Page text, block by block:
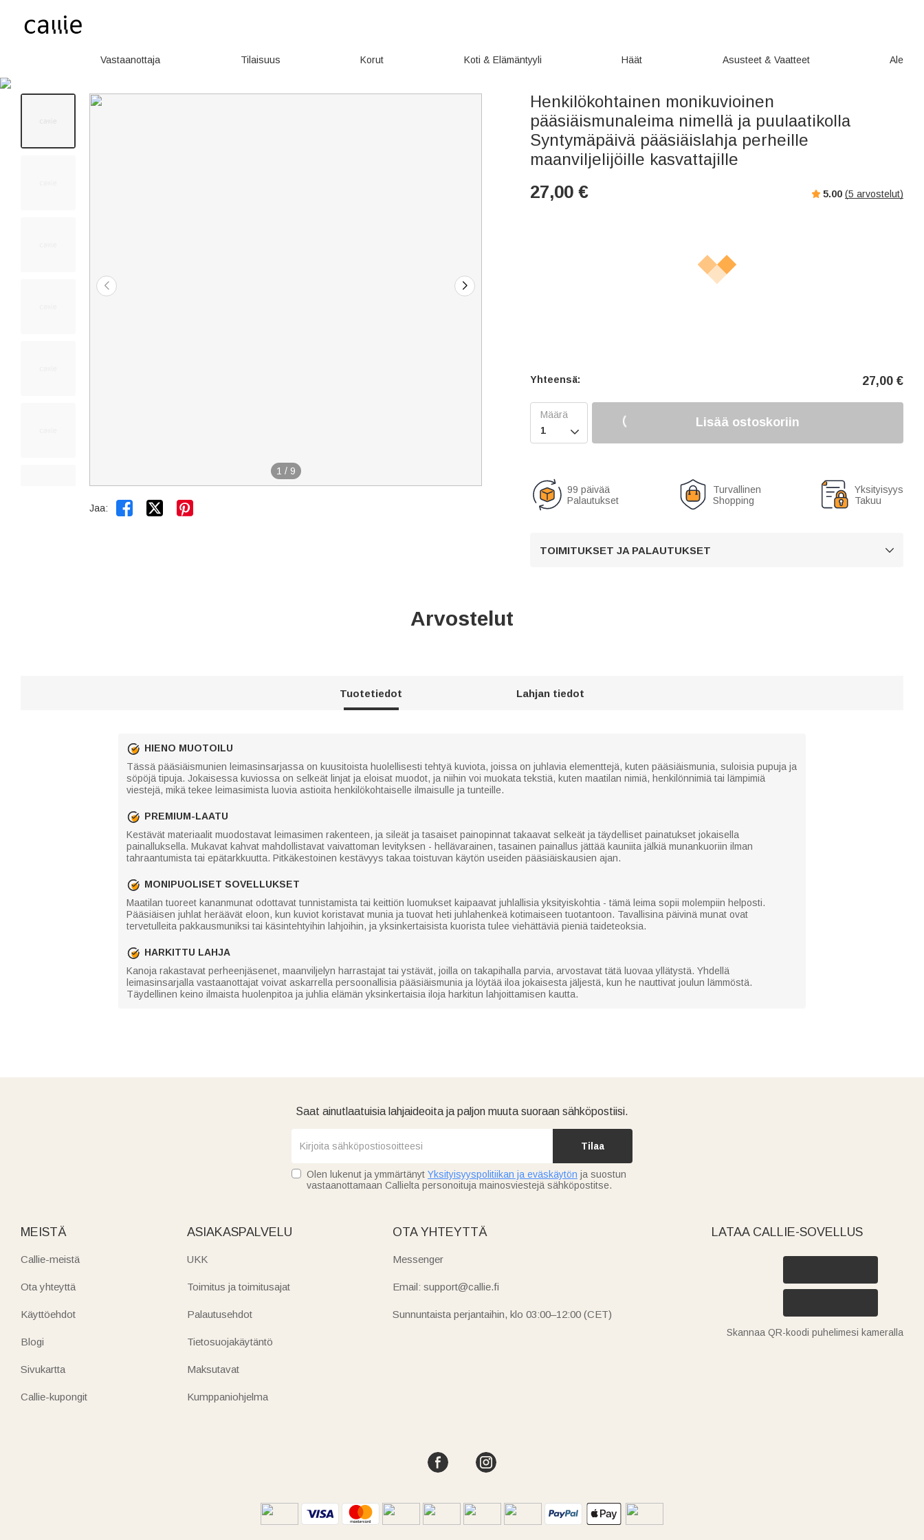
Vastaanottaja Tilaisuus Korut Koti & Elämäntyyli Häät Asusteet & Vaatteet Ale
1 / 9
Jaa:  
Henkilökohtainen monikuvioinen
pääsiäismunaleima nimellä ja puulaatikolla
Syntymäpäivä pääsiäislahja perheille
maanviljelijöille kasvattajille
27,00 € 5.00 (5 arvostelut)
Yhteensä: 27,00 €

Lisää ostoskoriin
99 päivää
Palautukset
Turvallinen
Shopping
Yksityisyys
Takuu
TOIMITUKSET JA PALAUTUKSET 
Arvostelut
Tuotetiedot Lahjan tiedot
HIENO MUOTOILU
Tässä pääsiäismunien leimasinsarjassa on kuusitoista huolellisesti tehtyä kuviota, joissa on juhlavia elementtejä, kuten pääsiäismunia, suloisia pupuja ja
söpöjä tipuja. Jokaisessa kuviossa on selkeät linjat ja eloisat muodot, ja niihin voi muokata tekstiä, kuten maatilan nimiä, henkilönnimiä tai lämpimiä
viestejä, mikä tekee leimasimista luovia astioita henkilökohtaiselle ilmaisulle ja tunteille.
PREMIUM-LAATU
Kestävät materiaalit muodostavat leimasimen rakenteen, ja sileät ja tasaiset painopinnat takaavat selkeät ja täydelliset painatukset jokaisella
painalluksella. Mukavat kahvat mahdollistavat vaivattoman levityksen - hellävarainen, tasainen painallus jättää kauniita jälkiä munankuoriin ilman
tahraantumista tai epätarkkuutta. Pitkäkestoinen kestävyys takaa toistuvan käytön useiden pääsiäiskausien ajan.
MONIPUOLISET SOVELLUKSET
Maatilan tuoreet kananmunat odottavat tunnistamista tai keittiön luomukset kaipaavat juhlallisia yksityiskohtia - tämä leima sopii molempiin helposti.
Pääsiäisen juhlat heräävät eloon, kun kuviot koristavat munia ja tuovat heti juhlahenkeä kotimaiseen tuotantoon. Tavallisina päivinä munat ovat
tervetulleita pakkausmuniksi tai käsintehtyihin lahjoihin, ja yksinkertaisista kuorista tulee viehättäviä pieniä taideteoksia.
HARKITTU LAHJA
Kanoja rakastavat perheenjäsenet, maanviljelyn harrastajat tai ystävät, joilla on takapihalla parvia, arvostavat tätä luovaa yllätystä. Yhdellä
leimasinsarjalla vastaanottajat voivat askarrella persoonallisia pääsiäismunia ja löytää iloa jokaisesta jäljestä, kun he nauttivat joulun lämmöstä.
Täydellinen keino ilmaista huolenpitoa ja juhlia elämän yksinkertaisia iloja harkitun lahjoittamisen kautta.
Saat ainutlaatuisia lahjaideoita ja paljon muuta suoraan sähköpostiisi.
Tilaa
Olen lukenut ja ymmärtänyt Yksityisyyspolitiikan ja eväskäytön ja suostun
vastaanottamaan Callielta personoituja mainosviestejä sähköpostitse.
MEISTÄ
Callie-meistä
Ota yhteyttä
Käyttöehdot
Blogi
Sivukartta
Callie-kupongit
ASIAKASPALVELU
UKK
Toimitus ja toimitusajat
Palautusehdot
Tietosuojakäytäntö
Maksutavat
Kumppaniohjelma
OTA YHTEYTTÄ
Messenger
Email: support@callie.fi
Sunnuntaista perjantaihin, klo 03:00–12:00 (CET)
LATAA CALLIE-SOVELLUS
Skannaa QR-koodi puhelimesi kameralla